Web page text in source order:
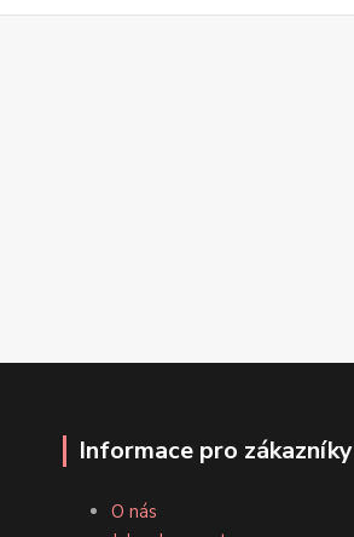
Informace pro zákazníky
O nás